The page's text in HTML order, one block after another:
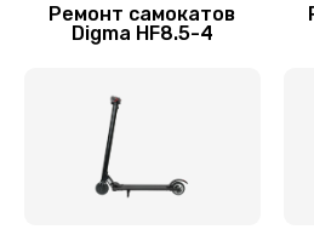
Замена
Апгрейд
Ремонт самокатов
Digma HF8.5-4